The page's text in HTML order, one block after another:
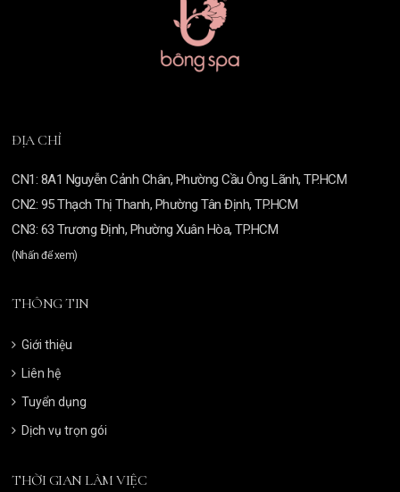
ĐỊA CHỈ
CN1: 8A1 Nguyễn Cảnh Chân, Phường Cầu Ông Lãnh, TP.HCM
CN2: 95 Thạch Thị Thanh, Phường Tân Định, TP.HCM
CN3: 63 Trương Định, Phường Xuân Hòa, TP.HCM
(Nhấn để xem)
THÔNG TIN
Giới thiệu
Liên hệ
Tuyển dụng
Dịch vụ trọn gói
THỜI GIAN LÀM VIỆC